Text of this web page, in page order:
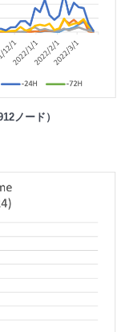
ノード）